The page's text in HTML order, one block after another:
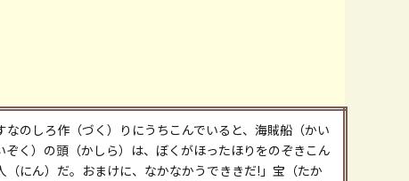
のしろ作（づく）りにうちこんでいると、海賊船（かい
く）の頭（かしら）は、ぼくがほったほりをのぞきこん
にん）だ。おまけに、なかなかうでききだ!」宝（たか